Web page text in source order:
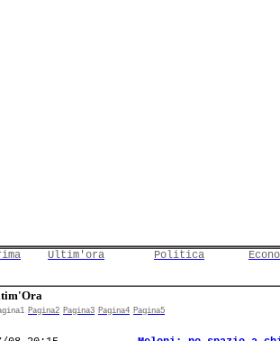
Ultim'ora Politica
Pagina2 Pagina3 Pagina4 Pagina5